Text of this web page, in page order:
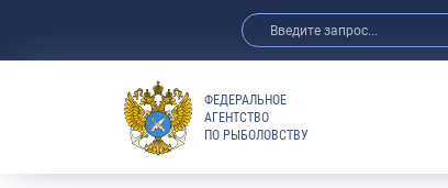
ФЕДЕРАЛЬНОЕ
АГЕНТСТВО
ПО РЫБОЛОВСТВУ